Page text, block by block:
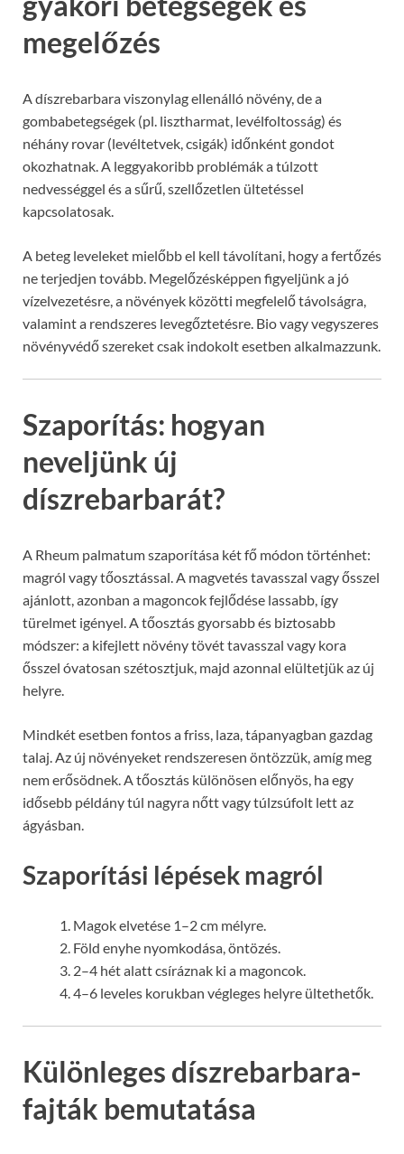
megelőzés
A díszrebarbara viszonylag ellenálló növény, de a
gombabetegségek (pl. lisztharmat, levélfoltosság) és
néhány rovar (levéltetvek, csigák) időnként gondot
okozhatnak. A leggyakoribb problémák a túlzott
nedvességgel és a sűrű, szellőzetlen ültetéssel
kapcsolatosak.
A beteg leveleket mielőbb el kell távolítani, hogy a fertőzés
ne terjedjen tovább. Megelőzésképpen figyeljünk a jó
vízelvezetésre, a növények közötti megfelelő távolságra,
valamint a rendszeres levegőztetésre. Bio vagy vegyszeres
növényvédő szereket csak indokolt esetben alkalmazzunk.
Szaporítás: hogyan
neveljünk új
díszrebarbarát?
A Rheum palmatum szaporítása két fő módon történhet:
magról vagy tőosztással. A magvetés tavasszal vagy ősszel
ajánlott, azonban a magoncok fejlődése lassabb, így
türelmet igényel. A tőosztás gyorsabb és biztosabb
módszer: a kifejlett növény tövét tavasszal vagy kora
ősszel óvatosan szétosztjuk, majd azonnal elültetjük az új
helyre.
Mindkét esetben fontos a friss, laza, tápanyagban gazdag
talaj. Az új növényeket rendszeresen öntözzük, amíg meg
nem erősödnek. A tőosztás különösen előnyös, ha egy
idősebb példány túl nagyra nőtt vagy túlzsúfolt lett az
ágyásban.
Szaporítási lépések magról
Magok elvetése 1–2 cm mélyre.
Föld enyhe nyomkodása, öntözés.
2–4 hét alatt csíráznak ki a magoncok.
4–6 leveles korukban végleges helyre ültethetők.
Különleges díszrebarbara-
fajták bemutatása